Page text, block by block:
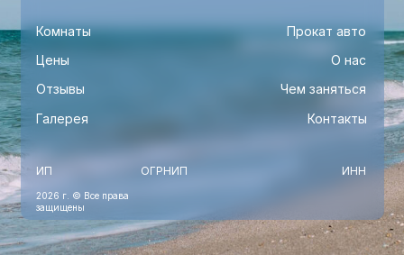
Чем заняться
Контакты
О нас
Прокат авто
Галерея
Отзывы
Комнаты
ИНН
Цены
ОГРНИП
ИП
2026 г. © Все права
защищены